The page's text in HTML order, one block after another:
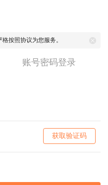
格按照协议为您服务。
账号密码登录
获取验证码